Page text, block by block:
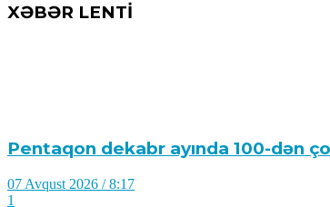
XƏBƏR LENTİ
Pentaqon dekabr ayında 100-dən
07 Avqust 2026 / 8:17
1